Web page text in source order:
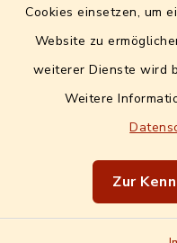
Cookies einsetzen, um
Website zu
weiterer Dienste wird
Weitere
Zur